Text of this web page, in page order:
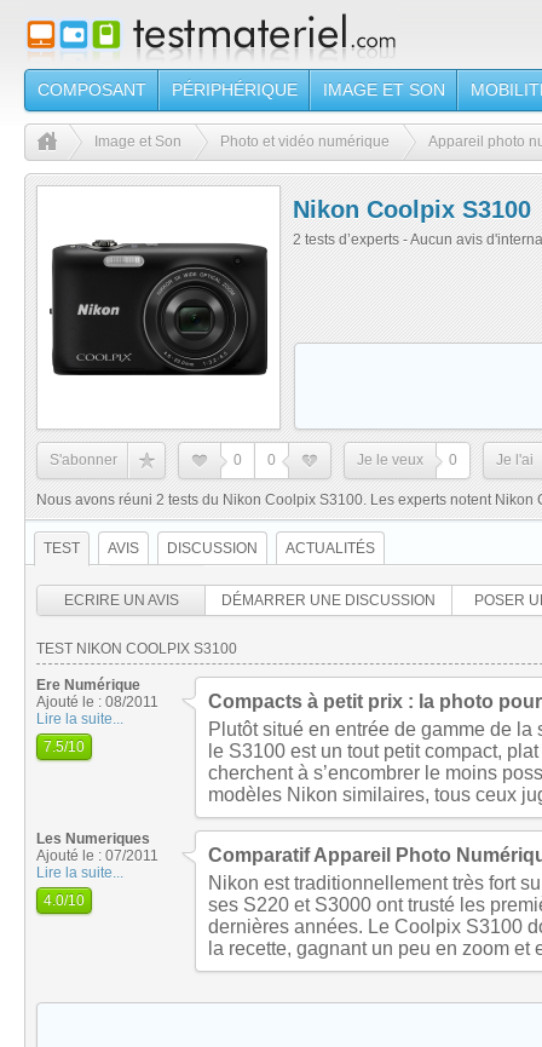
COMPOSANT PÉRIPHÉRIQUE IMAGE ET SON
Image et Son Photo et vidéo numérique Appareil photo
Nikon Coolpix S3100
2 tests d’experts - Aucun avis
S'abonner 0 0 Je le veux 0 Je l'ai
Nous avons réuni 2 tests du Nikon Coolpix S3100. Les experts notent
TEST AVIS DISCUSSION ACTUALITÉS
ECRIRE UN AVIS DÉMARRER UNE DISCUSSION POSER
TEST NIKON COOLPIX S3100
Ere Numérique
Ajouté le : 08/2011
Lire la suite...
7.5/10
Compacts à petit prix : la photo
Plutôt situé en entrée de gamme de
le S3100 est un tout petit compact,
cherchent à s’encombrer le moins
modèles Nikon similaires, tous ceux
Les Numeriques
Ajouté le : 07/2011
Lire la suite...
4.0/10
Comparatif Appareil Photo
Nikon est traditionnellement très fort
ses S220 et S3000 ont trusté les
dernières années. Le Coolpix S3100
la recette, gagnant un peu en zoom et